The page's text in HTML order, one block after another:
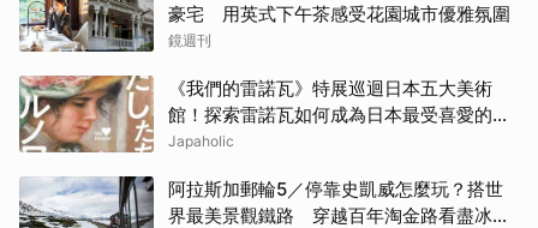
豪宅 用英式下午茶感受花園城市優雅氛圍
鏡週刊
《我們的雷諾瓦》特展巡迴日本五大美術
館！探索雷諾瓦如何成為日本最受喜愛的印
象派畫家
Japaholic
阿拉斯加郵輪5／停靠史凱威怎麼玩？搭世
界最美景觀鐵路 穿越百年淘金路看盡冰